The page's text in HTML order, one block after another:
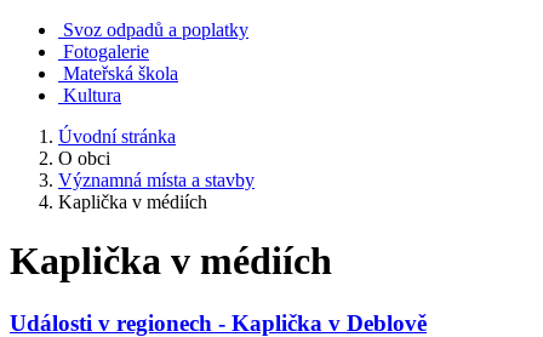
Svoz odpadů a poplatky
Fotogalerie
Mateřská škola
Kultura
Úvodní stránka
O obci
Významná místa a stavby
Kaplička v médiích
Kaplička v médiích
Události v regionech - Kaplička v Deblově